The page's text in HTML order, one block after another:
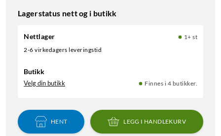
Lagerstatus nett og i butikk
Nettlager
1+ st
2-6 virkedagers leveringstid
Butikk
Velg din butikk Finnes i 4 butikker.
HENT LEGG I HANDLEKURV